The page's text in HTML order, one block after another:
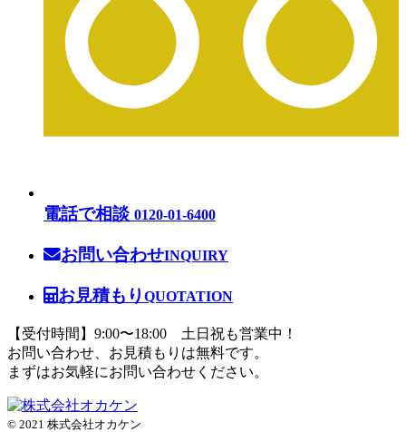
電話で相談 0120-01-6400
お問い合わせINQUIRY
お見積もり QUOTATION
【受付時間】9:00〜18:00 土日祝も営業中！
お問い合わせ、お見積もりは無料です。
まずはお気軽にお問い合わせください。
© 2021 株式会社オカケン